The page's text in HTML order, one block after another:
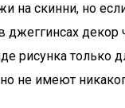
на скинни, но
джеггинсах декор
рисунка только
не имеют